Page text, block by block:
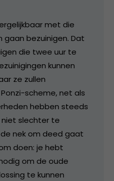
met die
gaan bezuinigen. Dat
die twee uur te
kunnen
ze zullen
scheme, net als
hebben steeds
slechter te
nek om deed gaat
doen: je hebt
om de oude
te kunnen